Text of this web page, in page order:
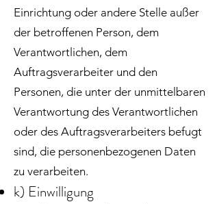
Einrichtung oder andere Stelle außer
der betroffenen Person, dem
Verantwortlichen, dem
Auftragsverarbeiter und den
Personen, die unter der unmittelbaren
Verantwortung des Verantwortlichen
oder des Auftragsverarbeiters befugt
sind, die personenbezogenen Daten
zu verarbeiten.
k) Einwilligung